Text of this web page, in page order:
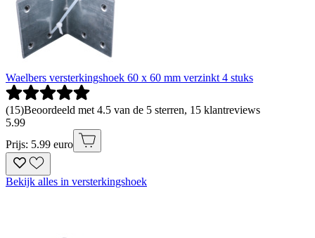
Waelbers versterkingshoek 60 x 60 mm verzinkt 4 stuks
(15)Beoordeeld met 4.5 van de 5 sterren, 15 klantreviews
5.99
Prijs: 5.99 euro
Bekijk alles in versterkingshoek